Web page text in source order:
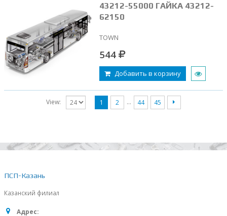
43212-55000 ГАЙКА 43212-
62150
TOWN
544
Добавить в корзину
View: 1 2 … 44 45
ПСП-Казань
Казанский филиал
Адрес: